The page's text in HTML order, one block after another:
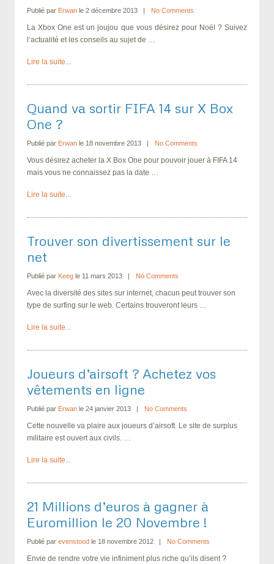
Publié par Erwan le 2 décembre 2013 No Comments
La Xbox One est un joujou que vous désirez pour Noël ? Suivez
l’actualité et les conseils au sujet de …
Lire la suite...
Quand va sortir FIFA 14 sur X Box
One ?
Publié par Erwan le 18 novembre 2013 No Comments
Vous désirez acheter la X Box One pour pouvoir jouer à FIFA 14
mais vous ne connaissez pas la date …
Lire la suite...
Trouver son divertissement sur le
net
Publié par Keeg le 11 mars 2013 No Comments
Avec la diversité des sites sur internet, chacun peut trouver son
type de surfing sur le web. Certains trouveront leurs …
Lire la suite...
Joueurs d’airsoft ? Achetez vos
vêtements en ligne
Publié par Erwan le 24 janvier 2013 No Comments
Cette nouvelle va plaire aux joueurs d’airsoft. Le site de surplus
militaire est ouvert aux civils. …
Lire la suite...
21 Millions d’euros à gagner à
Euromillion le 20 Novembre !
Publié par evenstood le 18 novembre 2012 No Comments
Envie de rendre votre vie infiniment plus riche qu’ils disent ?